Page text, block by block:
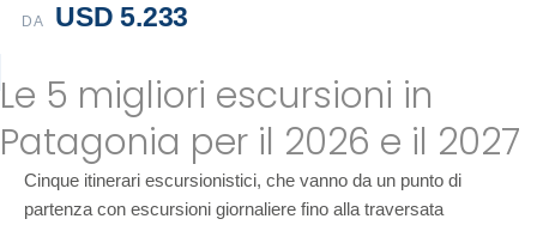
DA USD 5.233
Le 5 migliori escursioni in
Patagonia per il 2026 e il 2027
Cinque itinerari escursionistici, che vanno da un punto di
partenza con escursioni giornaliere fino alla traversata